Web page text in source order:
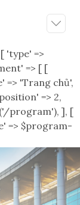
'type' =>
=> [ [
=> 'Trang chủ',
=> 2,
program'), ], [
=> $program-